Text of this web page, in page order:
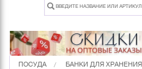
ПОСУДА
БАНКИ ДЛЯ ХРАНЕНИЯ